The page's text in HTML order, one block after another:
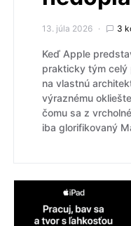
13. júla 2026 3
Keď Apple
prakticky tým celý
na vlastnú
výraznému
čomu sa z
iba glorifikovaný